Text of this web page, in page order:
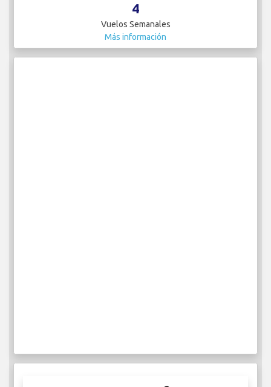
4
Vuelos Semanales
Más información